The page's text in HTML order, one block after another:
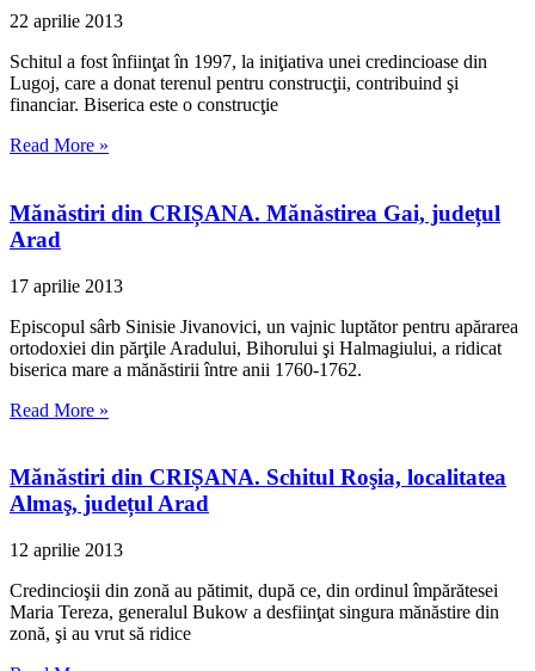
22 aprilie 2013
Schitul a fost înfiinţat în 1997, la iniţiativa unei credincioase din
Lugoj, care a donat terenul pentru construcţii, contribuind şi
financiar. Biserica este o construcţie
Read More »
Mănăstiri din CRIȘANA. Mănăstirea Gai, județul
Arad
17 aprilie 2013
Episcopul sârb Sinisie Jivanovici, un vajnic luptător pentru apărarea
ortodoxiei din părţile Aradului, Bihorului şi Halmagiului, a ridicat
biserica mare a mănăstirii între anii 1760-1762.
Read More »
Mănăstiri din CRIȘANA. Schitul Roşia, localitatea
Almaş, județul Arad
12 aprilie 2013
Credincioşii din zonă au pătimit, după ce, din ordinul împărătesei
Maria Tereza, generalul Bukow a desfiinţat singura mănăstire din
zonă, şi au vrut să ridice